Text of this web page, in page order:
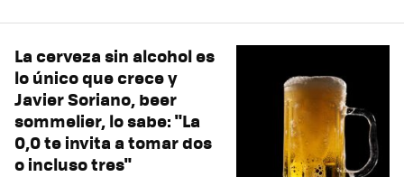
La cerveza sin alcohol es
lo único que crece y
Javier Soriano, beer
sommelier, lo sabe: "La
0,0 te invita a tomar dos
o incluso tres"